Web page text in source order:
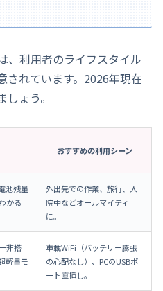
、利用者のライフスタイル
されています。2026年現在
ょう。
おすすめの利用シーン
池残量
かる
外出先での作業、旅行、入
院中などオールマイティ
に。
非搭
軽量モ
車載WiFi（バッテリー膨張
の心配なし）、PCのUSBポ
ート直挿し。